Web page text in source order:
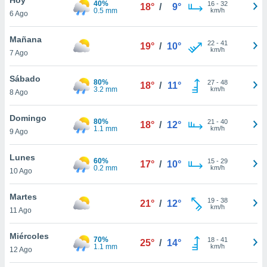
en
más
nuestra
de
cookies
aceptar
6 Ago
40%
0.5 mm
18° / 9° 16- 32
km/h
Mañana
7 Ago
19° / 10° 22- 41
km/h
Sábado
8 Ago
80%
3.2 mm
18° / 11° 27- 48
km/h
Domingo
9 Ago
80%
1.1 mm
18° / 12° 21 - 40
km/h
Lunes
10 Ago
60%
0.2 mm
17° / 10° 15- 29
km/h
Martes
11 Ago
21° / 12° 19- 38
km/h
Miércoles
12 Ago
70%
1.1 mm
25° / 14° 18- 41
km/h